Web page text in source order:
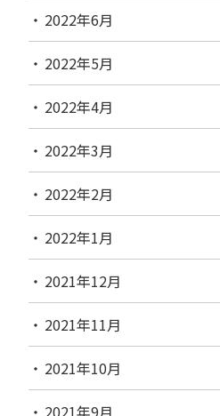
2022年6月
2022年5月
2022年4月
2022年3月
2022年2月
2022年1月
2021年12月
2021年11月
2021年10月
2021年9月